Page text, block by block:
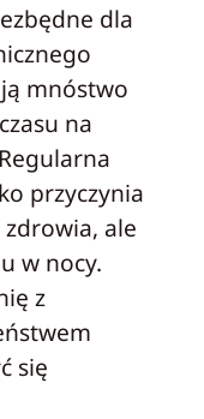
dla
mnóstwo
na
przyczynia
ale
w nocy.
z
się